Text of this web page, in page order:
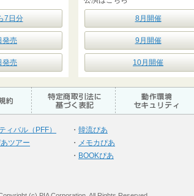
7日分
発売
発売
8月開催
9月開催
10月開催
ィバル（PFF）
ツアー
・ 韓流ぴあ
・ メモカぴあ
・ BOOKぴあ